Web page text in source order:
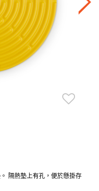
隔熱墊上有孔，便於懸掛存